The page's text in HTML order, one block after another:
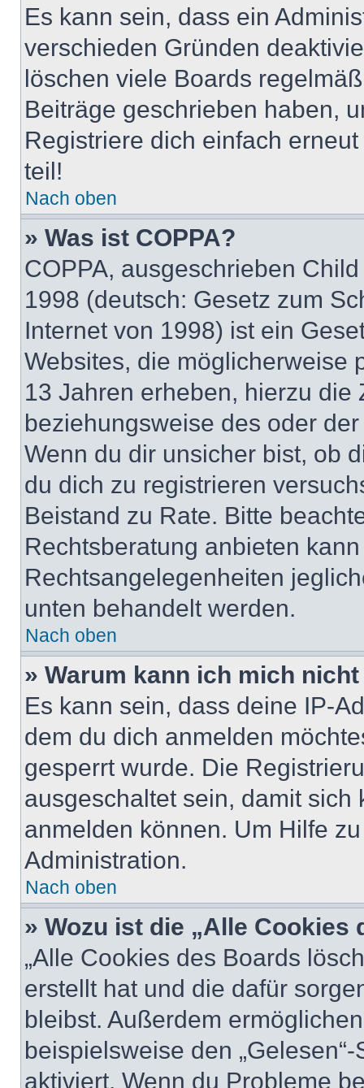
Es kann sein, dass ein
verschieden Gründen
löschen viele Boards
Beiträge geschrieben haben,
Registriere dich einfach
teil!
Nach oben
» Was ist COPPA?
COPPA, ausgeschrieben
1998 (deutsch: Gesetz zum
Internet von 1998) ist ein
Websites, die möglicherweise
13 Jahren erheben, hierzu die
beziehungsweise des oder
Wenn du dir unsicher bist, ob
du dich zu registrieren
Beistand zu Rate. Bitte
Rechtsberatung anbieten
Rechtsangelegenheiten
unten behandelt werden.
Nach oben
» Warum kann ich mich
Es kann sein, dass deine IP-
dem du dich anmelden
gesperrt wurde. Die
ausgeschaltet sein, damit
anmelden können. Um Hilfe
Administration.
Nach oben
» Wozu ist die „Alle
„Alle Cookies des Boards
erstellt hat und die dafür
bleibst. Außerdem
beispielsweise den
aktiviert. Wenn du Probleme